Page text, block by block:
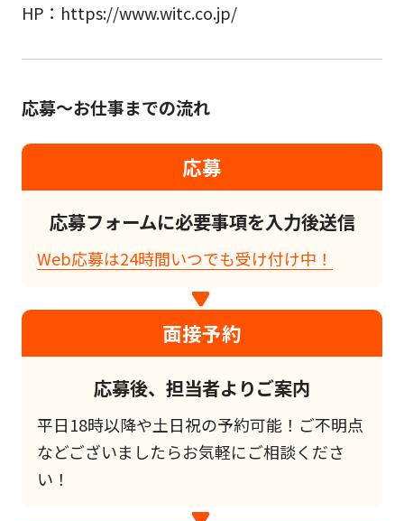
HP：https://www.witc.co.jp/
応募～お仕事までの流れ
応募
応募フォームに必要事項を入力後送信
Web応募は24時間いつでも受け付け中！
面接予約
応募後、担当者よりご案内
平日18時以降や土日祝の予約可能！ご不明点
などございましたらお気軽にご相談くださ
い！